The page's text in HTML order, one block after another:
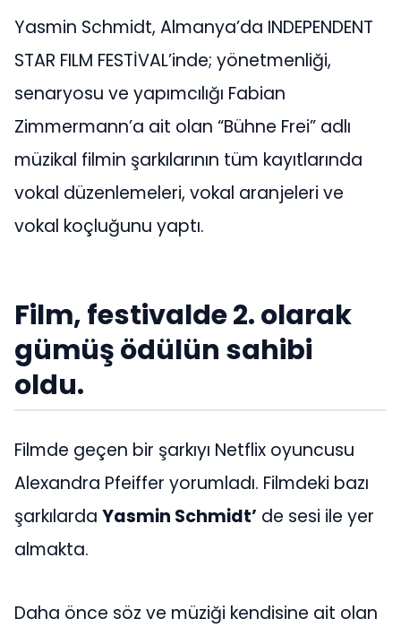
Yasmin Schmidt, Almanya’da INDEPENDENT
STAR FILM FESTİVAL’inde; yönetmenliği,
senaryosu ve yapımcılığı Fabian
Zimmermann’a ait olan “Bühne Frei” adlı
müzikal filmin şarkılarının tüm kayıtlarında
vokal düzenlemeleri, vokal aranjeleri ve
vokal koçluğunu yaptı.
Film, festivalde 2. olarak
gümüş ödülün sahibi
oldu.
Filmde geçen bir şarkıyı Netflix oyuncusu
Alexandra Pfeiffer yorumladı. Filmdeki bazı
şarkılarda Yasmin Schmidt’ de sesi ile yer
almakta.
Daha önce söz ve müziği kendisine ait olan